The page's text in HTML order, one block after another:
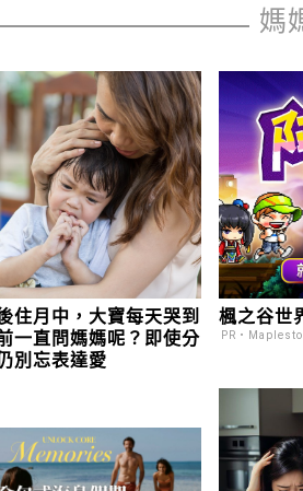
媽
住月中，大寶每天哭到
一直問媽媽呢？即使分
別忘表達愛
楓之谷世
PR・